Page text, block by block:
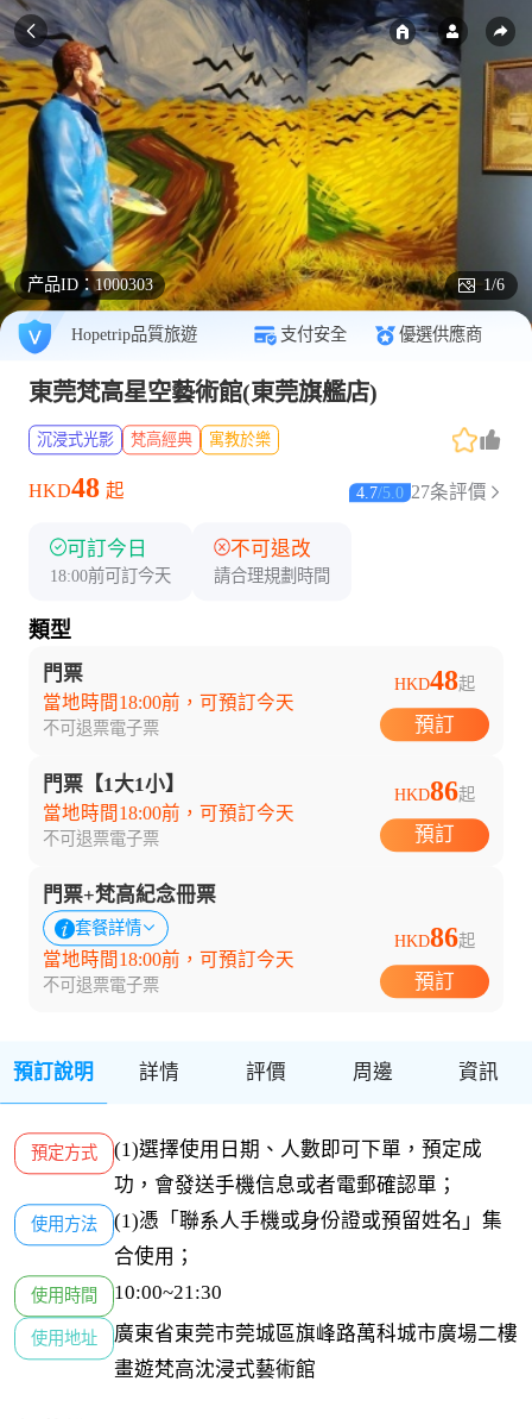
产品ID：1000303 1/6
Hopetrip品質旅遊 支付安全 優選供應商
東莞梵高星空藝術館(東莞旗艦店)
沉浸式光影 梵高經典 寓教於樂
HKD48 起 4.7/5.0 27条評價
可訂今日
18:00前可訂今天
不可退改
請合理規劃時間
類型
門票
當地時間18:00前，可預訂今天
不可退票電子票
HKD48起
預訂
門票【1大1小】
當地時間18:00前，可預訂今天
不可退票電子票
HKD86起
預訂
門票+梵高紀念冊票
套餐詳情
當地時間18:00前，可預訂今天
不可退票電子票
HKD86起
預訂
預訂說明 詳情 評價 周邊 資訊
預定方式
(1)選擇使用日期、人數即可下單，預定成
功，會發送手機信息或者電郵確認單；
使用方法
(1)憑「聯系人手機或身份證或預留姓名」集
合使用；
使用時間 10:00~21:30
使用地址
廣東省東莞市莞城區旗峰路萬科城市廣場二樓
畫遊梵高沈浸式藝術館